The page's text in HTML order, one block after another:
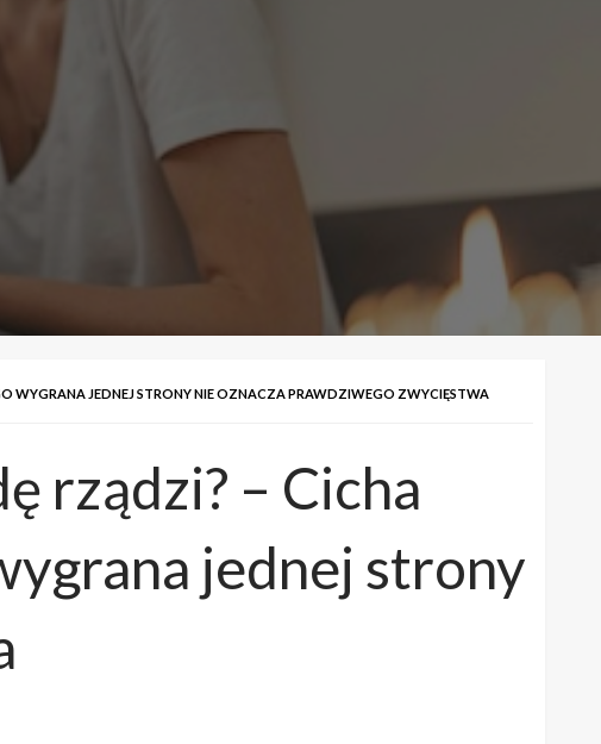
WYGRANA JEDNEJ STRONY NIE OZNACZA PRAWDZIWEGO ZWYCIĘSTWA
rządzi? – Cicha
jednej strony